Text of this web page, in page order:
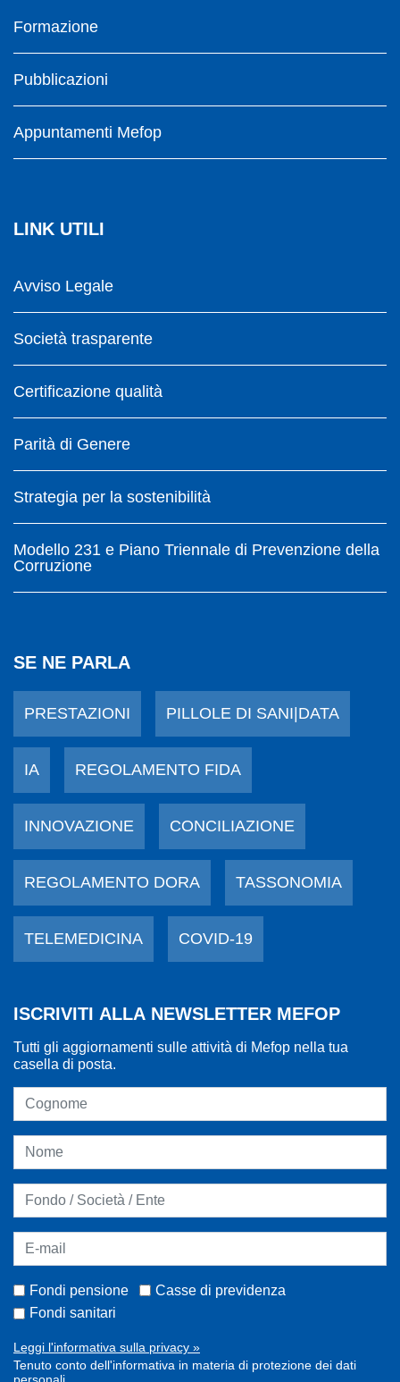
Formazione
Pubblicazioni
Appuntamenti Mefop
LINK UTILI
Avviso Legale
Società trasparente
Certificazione qualità
Parità di Genere
Strategia per la sostenibilità
Modello 231 e Piano Triennale di Prevenzione della
Corruzione
SE NE PARLA
PRESTAZIONI PILLOLE DI SANI|DATA
IA REGOLAMENTO FIDA
INNOVAZIONE CONCILIAZIONE
REGOLAMENTO DORA TASSONOMIA
TELEMEDICINA COVID-19
ISCRIVITI ALLA NEWSLETTER MEFOP
Tutti gli aggiornamenti sulle attività di Mefop nella tua
casella di posta.
Fondi pensione
Casse di previdenza
Fondi sanitari
Leggi l'informativa sulla privacy »
Tenuto conto dell'informativa in materia di protezione dei dati
personali